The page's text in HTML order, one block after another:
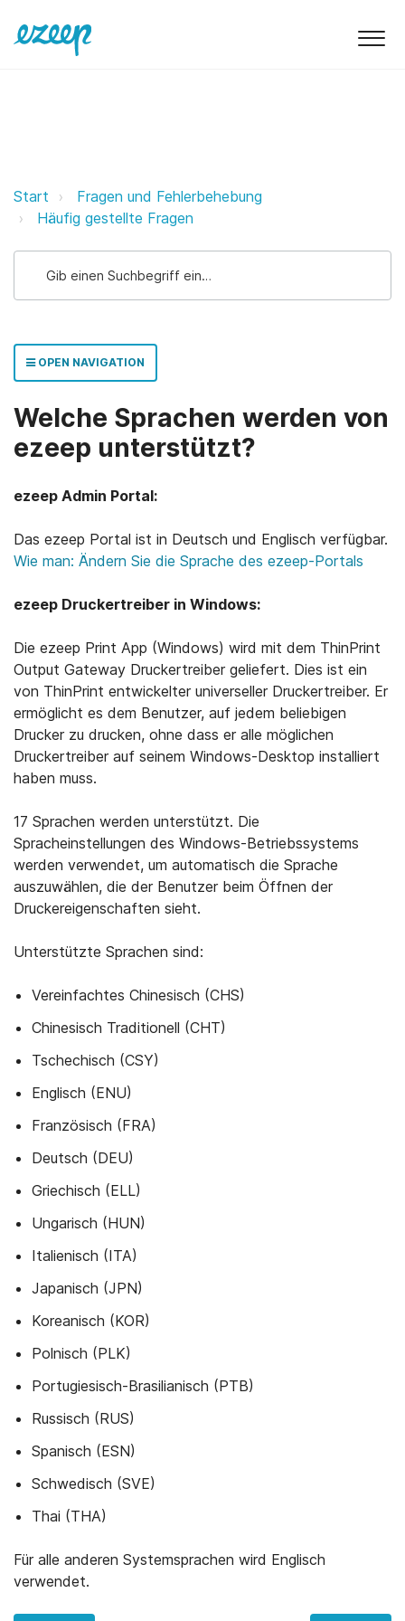
Welche Sprachen werden von
Start
Fragen und Fehlerbehebung
Häufig gestellte Fragen
OPEN NAVIGATION
Welche Sprachen werden von
ezeep unterstützt?
ezeep Admin Portal:
Das ezeep Portal ist in Deutsch und Englisch verfügbar.
Wie man: Ändern Sie die Sprache des ezeep-Portals
ezeep Druckertreiber in Windows:
Die ezeep Print App (Windows) wird mit dem ThinPrint
Output Gateway Druckertreiber geliefert. Dies ist ein
von ThinPrint entwickelter universeller Druckertreiber. Er
ermöglicht es dem Benutzer, auf jedem beliebigen
Drucker zu drucken, ohne dass er alle möglichen
Druckertreiber auf seinem Windows-Desktop installiert
haben muss.
17 Sprachen werden unterstützt. Die
Spracheinstellungen des Windows-Betriebssystems
werden verwendet, um automatisch die Sprache
auszuwählen, die der Benutzer beim Öffnen der
Druckereigenschaften sieht.
Unterstützte Sprachen sind:
Vereinfachtes Chinesisch (CHS)
Chinesisch Traditionell (CHT)
Tschechisch (CSY)
Englisch (ENU)
Französisch (FRA)
Deutsch (DEU)
Griechisch (ELL)
Ungarisch (HUN)
Italienisch (ITA)
Japanisch (JPN)
Koreanisch (KOR)
Polnisch (PLK)
Portugiesisch-Brasilianisch (PTB)
Russisch (RUS)
Spanisch (ESN)
Schwedisch (SVE)
Thai (THA)
Für alle anderen Systemsprachen wird Englisch
verwendet.